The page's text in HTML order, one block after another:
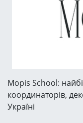
Mopis School:
координаторів,
Україні